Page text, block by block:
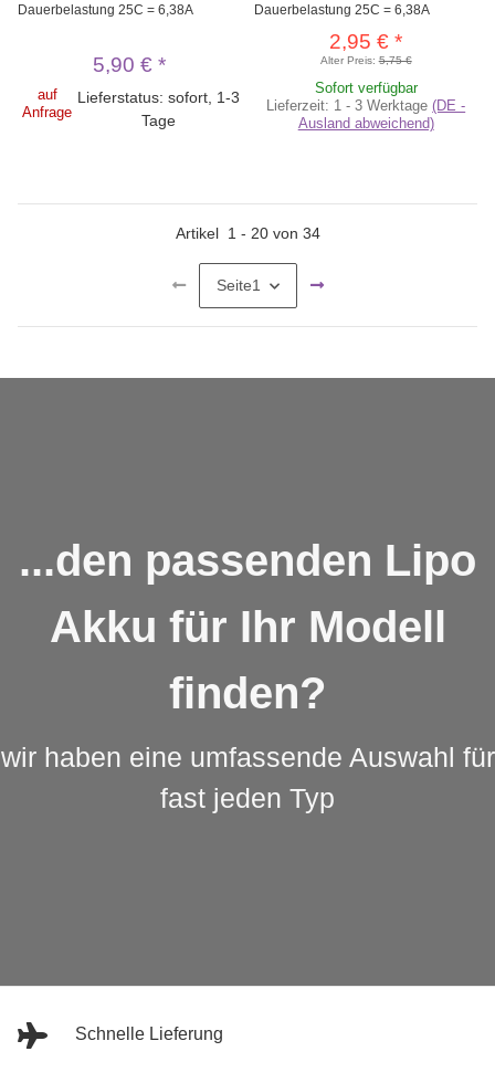
Dauerbelastung 25C = 6,38A
5,90 € *
auf
Anfrage
Lieferstatus: sofort, 1-3
Tage
Dauerbelastung 25C = 6,38A
2,95 €*
Alter Preis:5,75 €
Sofort verfügbar
Lieferzeit: 1 - 3 Werktage(DE -
Ausland abweichend)
Artikel 1 - 20von 34
Seite1
...den passenden Lipo
Akku für Ihr Modell
finden?
wir haben eine umfassende Auswahl für
fast jeden Typ
Schnelle Lieferung